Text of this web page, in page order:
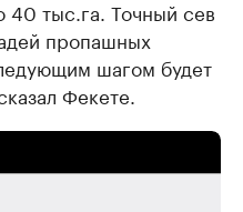
40 тыс.га. Точный сев
пропашных
шагом будет
Фекете.